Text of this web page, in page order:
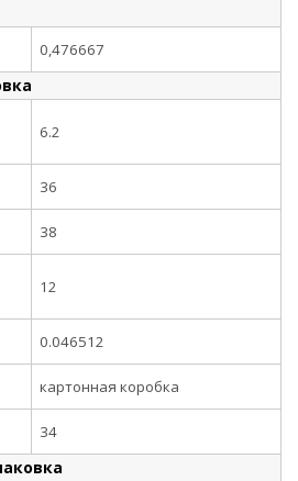
0,476667
6.2
36
38
12
0.046512
картонная коробка
34